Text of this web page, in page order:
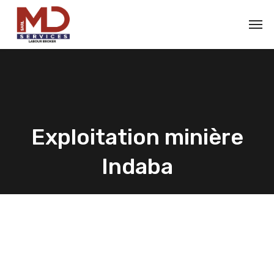
Exploitation minière
Indaba